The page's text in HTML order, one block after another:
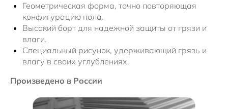
Геометрическая форма, точно повторяющая
конфигурацию пола.
Высокий борт для надежной защиты от грязи и
влаги.
Специальный рисунок, удерживающий грязь и
влагу в своих углублениях.
Произведено в России